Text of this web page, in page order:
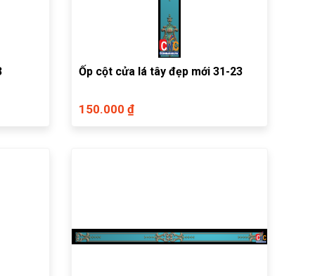
Ốp cột cửa lá tây đẹp mới 31-23
150.000 ₫